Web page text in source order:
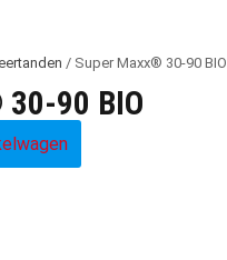
/ Super Maxx® 30-90 BIO
30-90 BIO